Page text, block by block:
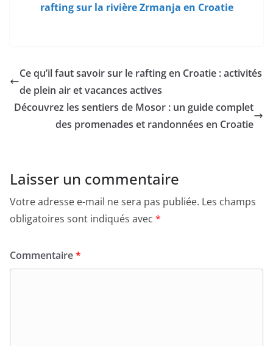
rafting sur la rivière Zrmanja en Croatie
Ce qu’il faut savoir sur le rafting en Croatie : activités
de plein air et vacances actives
Découvrez les sentiers de Mosor : un guide complet
des promenades et randonnées en Croatie
Laisser un commentaire
Votre adresse e-mail ne sera pas publiée. Les champs
obligatoires sont indiqués avec *
Commentaire*